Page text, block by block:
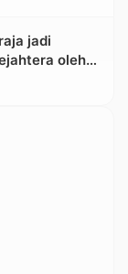
jadi
oleh